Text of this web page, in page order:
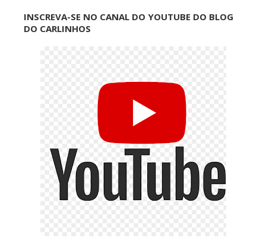
INSCREVA-SE NO CANAL DO YOUTUBE DO BLOG
DO CARLINHOS